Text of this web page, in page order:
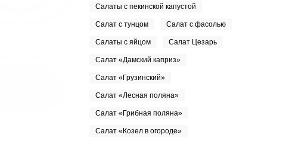
Салаты с пекинской капустой
Салат с тунцом Салат с фасолью
Салаты с яйцом Салат Цезарь
Салат «Дамский каприз»
Салат «Грузинский»
Салат «Лесная поляна»
Салат «Грибная поляна»
Салат «Козел в огороде»